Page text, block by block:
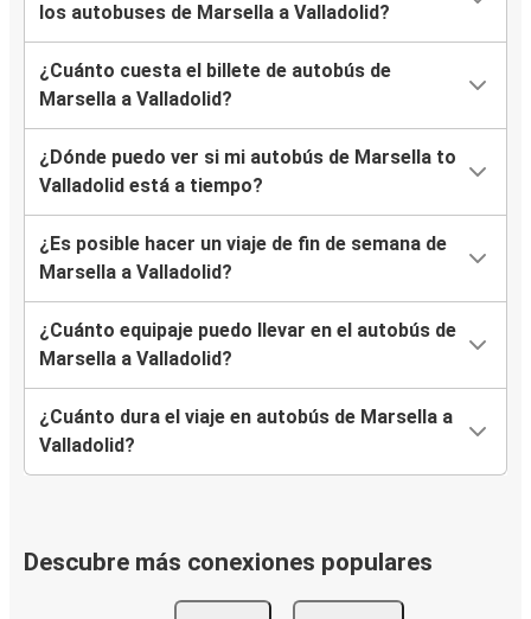
los autobuses de Marsella a Valladolid?
¿Cuánto cuesta el billete de autobús de
Marsella a Valladolid?
¿Dónde puedo ver si mi autobús de Marsella to
Valladolid está a tiempo?
¿Es posible hacer un viaje de fin de semana de
Marsella a Valladolid?
¿Cuánto equipaje puedo llevar en el autobús de
Marsella a Valladolid?
¿Cuánto dura el viaje en autobús de Marsella a
Valladolid?
Descubre más conexiones populares